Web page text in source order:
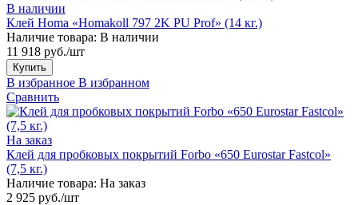
В наличии
Клей Homa «Homakoll 797 2K PU Prof» (14 кг.)
Наличие товара: В наличии
11 918 руб./шт
Купить
В избранное В избранном
Сравнить
На заказ
Клей для пробковых покрытий Forbo «650 Eurostar Fastcol»
(7,5 кг.)
Наличие товара: На заказ
2 925 руб./шт